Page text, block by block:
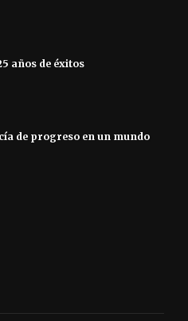
años de éxitos
de progreso en un mundo